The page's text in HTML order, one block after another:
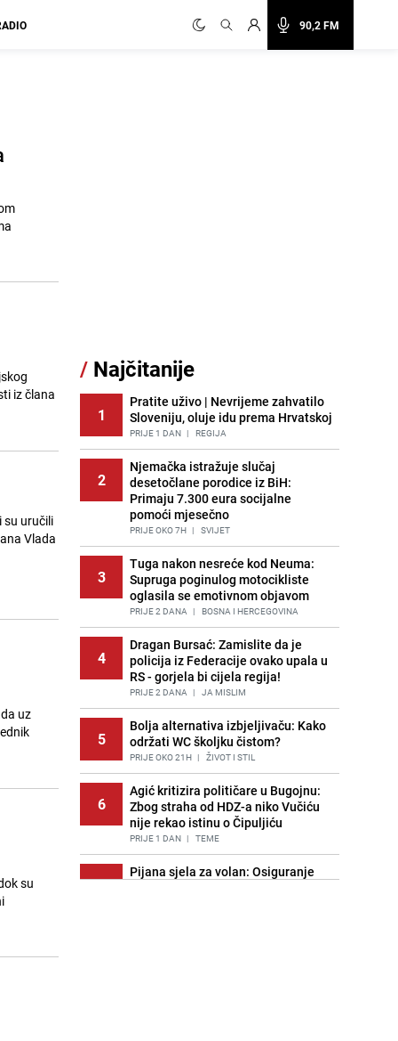
90,2 FM
iz člana
su uručili
Vlada
uz
su
/ Najčitanije
1
Pratite uživo | Nevrijeme zahvatilo
Sloveniju, oluje idu prema Hrvatskoj
PRIJE 1 DAN | REGIJA
2
Njemačka istražuje slučaj
desetočlane porodice iz BiH:
Primaju 7.300 eura socijalne
pomoći mjesečno
PRIJE OKO 7H | SVIJET
3
Tuga nakon nesreće kod Neuma:
Supruga poginulog motocikliste
oglasila se emotivnom objavom
PRIJE 2 DANA | BOSNA I HERCEGOVINA
4
Dragan Bursać: Zamislite da je
policija iz Federacije ovako upala u
RS - gorjela bi cijela regija!
PRIJE 2 DANA | JA MISLIM
5
Bolja alternativa izbjeljivaču: Kako
održati WC školjku čistom?
PRIJE OKO 21H | ŽIVOT I STIL
6
Agić kritizira političare u Bugojnu:
Zbog straha od HDZ-a niko Vučiću
nije rekao istinu o Čipuljiću
PRIJE 1 DAN | TEME
7
Pijana sjela za volan: Osiguranje